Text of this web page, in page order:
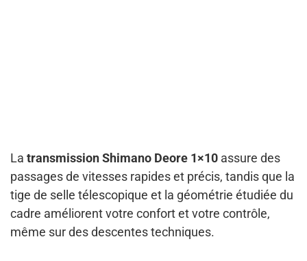
La transmission Shimano Deore 1×10 assure des
passages de vitesses rapides et précis, tandis que la
tige de selle télescopique et la géométrie étudiée du
cadre améliorent votre confort et votre contrôle,
même sur des descentes techniques.